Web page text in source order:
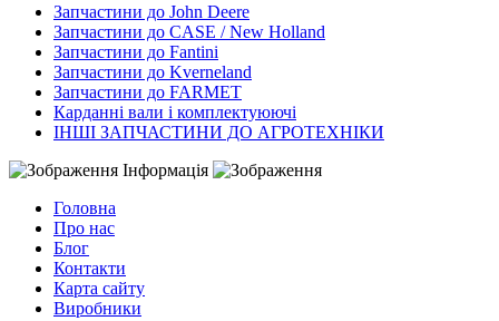
Запчастини до John Deere
Запчастини до CASE / New Holland
Запчастини до Fantini
Запчастини до Kverneland
Запчастини до FARMET
Карданні вали і комплектуюючі
ІНШІ ЗАПЧАСТИНИ ДО АГРОТЕХНІКИ
Інформація
Головна
Про нас
Блог
Контакти
Карта сайту
Виробники